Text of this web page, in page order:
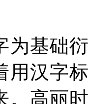
为基础
用汉字
。高丽